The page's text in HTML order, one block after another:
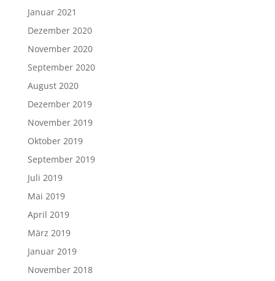
Januar 2021
Dezember 2020
November 2020
September 2020
August 2020
Dezember 2019
November 2019
Oktober 2019
September 2019
Juli 2019
Mai 2019
April 2019
März 2019
Januar 2019
November 2018